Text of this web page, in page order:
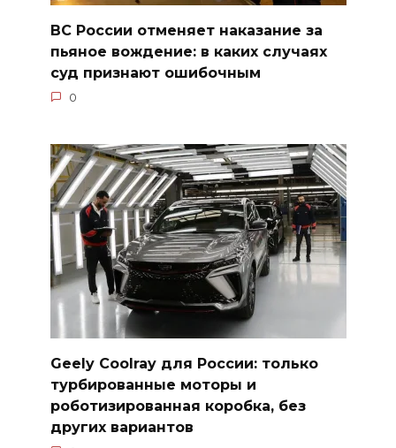
ВС России отменяет наказание за
пьяное вождение: в каких случаях
суд признают ошибочным
0
Geely Coolray для России: только
турбированные моторы и
роботизированная коробка, без
других вариантов